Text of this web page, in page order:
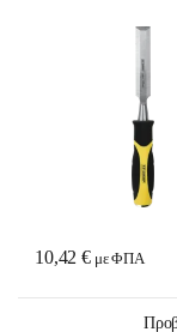
10,42€ με ΦΠΑ